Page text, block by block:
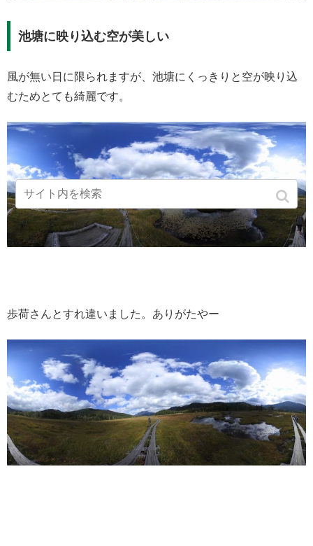
池塘に映り込む空が美しい
風が無い日に限られますが、池塘にくっきりと空が映り込
むためとても綺麗です。
歩荷さんとすれ違いました。ありがたやー